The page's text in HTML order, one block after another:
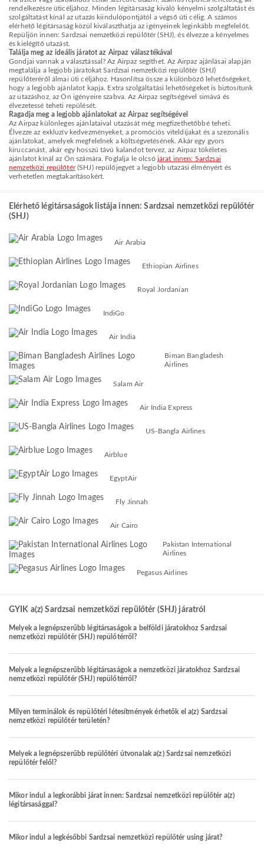
rendelkezésre úticéljához. Minden légitársaság kiváló kényelmi szolgáltatást és
szolgáltatást kínál az utazás kiindulópontjától a végső úti célig. A számos
elérhető légitársaság közül kiválaszthatja az igényeinek leginkább megfelelőt.
Repüljön innen: Sardzsai nemzetközi repülőtér (SHJ), és élvezze a kényelmes
és kielégítő utazást.
Találja meg az ideális járatot az Airpaz választékával
Gondjai vannak a választással? Az Airpaz segíthet. Az Airpaz ajánlásai alapján
megtalálja a legjobb járatokat Sardzsai nemzetközi repülőtér (SHJ)
repülőteréről álmai úti céljához. Hasonlítsa össze a különböző lehetőségeket,
hogy a legjobb ajánlatot kapja. Extra szolgáltatási lehetőségeket is biztosítunk
az utazáshoz, az Ön igényeire szabva. Az Airpaz segítségével simává és
élvezetessé teheti repülését.
Ragadja meg a legjobb ajánlatokat az Airpaz segítségével
Az Airpaz különleges ajánlataival utazását még megfizethetőbbé teheti.
Élvezze az exkluzív kedvezményeket, a promóciós viteldíjakat és a szezonális
ajánlatokat, amelyek megfelelnek a költségvetésének. Akár egy gyors
kiruccanást, akár egy hosszú távú kalandot tervez, az Airpaz tökéletes
ajánlatot kínál az Ön számára. Foglalja le olcsó járat innen: Sardzsai
nemzetközi repülőtér(SHJ) repülőjegyét a legjobb utazási élményért és
verhetetlen megtakarításokért.
Elérhető légitársaságok listája innen: Sardzsai nemzetközi repülőtér
(SHJ)
Air Arabia
Ethiopian Airlines
Royal Jordanian
IndiGo
Air India
Biman Bangladesh
Airlines
Salam Air
Air India Express
US-Bangla Airlines
Airblue
EgyptAir
Fly Jinnah
Air Cairo
Pakistan International
Airlines
Pegasus Airlines
GYIK a(z) Sardzsai nemzetközi repülőtér (SHJ) járatról
Melyek a legnépszerűbb légitársaságok a belföldi járatokhoz Sardzsai
nemzetközi repülőtér (SHJ) repülőtérről?
Melyek a legnépszerűbb légitársaságok a nemzetközi járatokhoz Sardzsai
nemzetközi repülőtér (SHJ) repülőtérről?
Milyen terminálok és repülőtéri létesítmények érhetők el a(z) Sardzsai
nemzetközi repülőtér területén?
Melyek a legnépszerűbb repülőtéri útvonalak a(z) Sardzsai nemzetközi
repülőtér felől?
Mikor indul a legkorábbi járat innen: Sardzsai nemzetközi repülőtér a(z)
légitársasággal?
Mikor indul a legkésőbbi Sardzsai nemzetközi repülőtér using járat?